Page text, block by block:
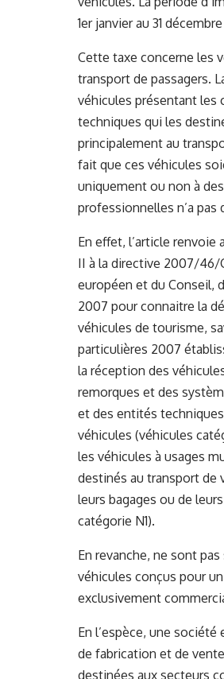
1er janvier au 31
Cette taxe concerne les
transport de passagers.
véhicules présentant les
techniques qui les
principalement au
fait que ces véhicules
uniquement ou non à
professionnelles n’a pas
En effet, l’article renvoie
II à la directive 2007/46/
européen et du Conseil,
2007 pour connaitre la
véhicules de tourisme,
particulières 2007
la réception des
remorques et des
et des entités
véhicules (véhicules
les véhicules à usages
destinés au transport de
leurs bagages ou de
catégorie N1).
En revanche, ne sont
véhicules conçus pour
exclusivement
En l’espèce, une
de fabrication et de
destinées aux secteurs